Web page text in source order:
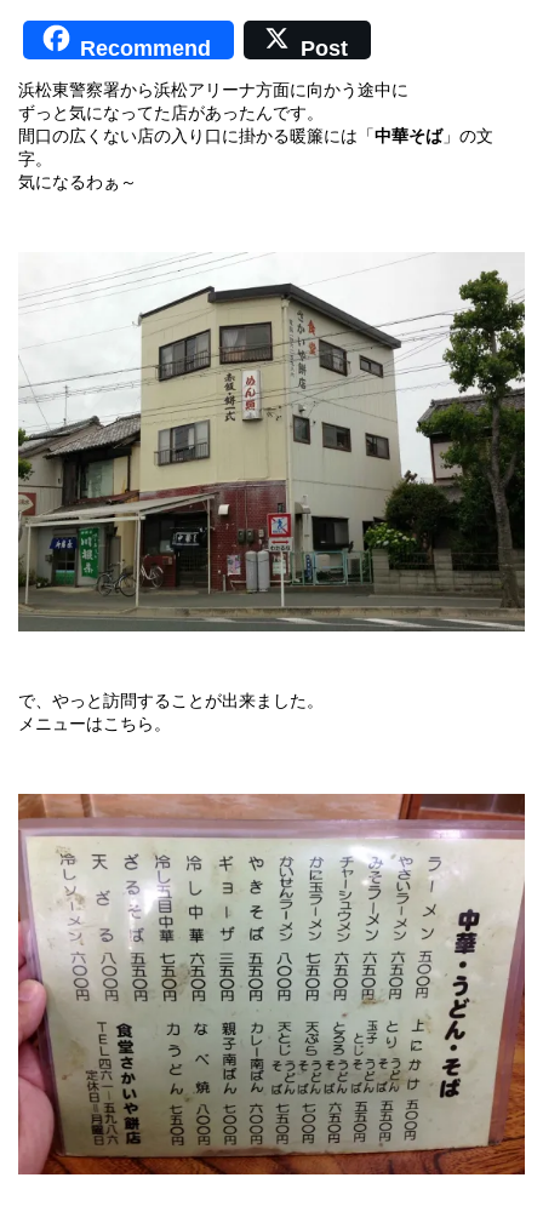
Recommend Post
浜松東警察署から浜松アリーナ方面に向かう途中に
ずっと気になってた店があったんです。
間口の広くない店の入り口に掛かる暖簾には「中華そば」の文
字。
気になるわぁ～
で、やっと訪問することが出来ました。
メニューはこちら。